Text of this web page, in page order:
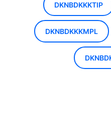
DKNBDKKKTIP
DKNBDKKKMPL